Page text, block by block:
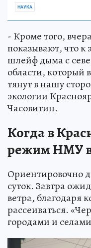
НАУКА
- Кроме того,
показывают, что к
шлейф дыма с
области, который
тянут в нашу
экологии
Часовитин.
Когда в
режим НМУ в
Ориентировочно
суток. Завтра
ветра, благодаря
рассеиваться.
городами и